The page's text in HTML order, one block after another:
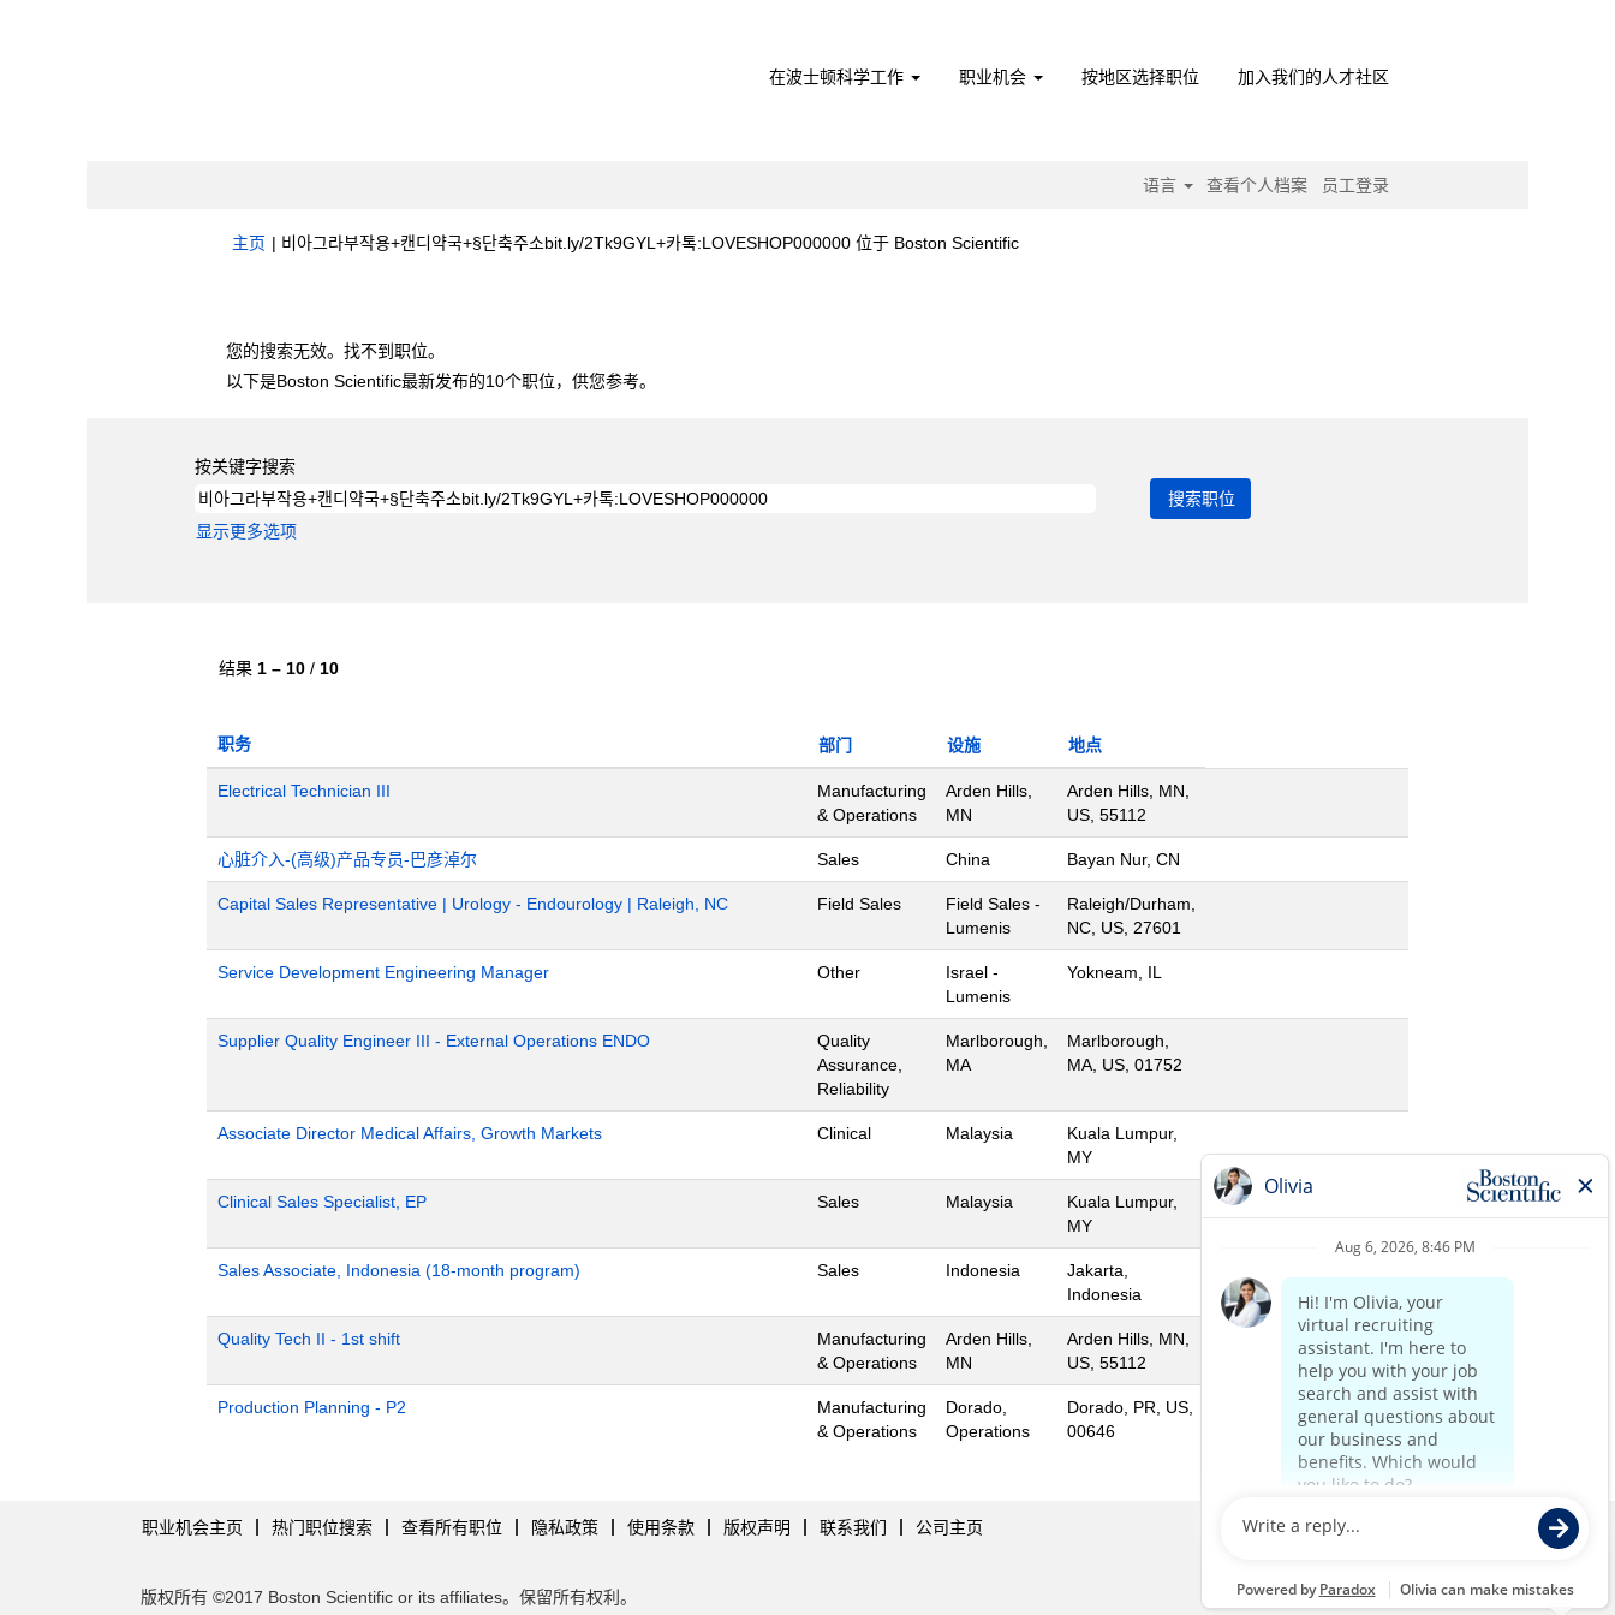
在波士顿科学工作 职业机会 按地区选择职位 加入我们的人才社区
语言 查看个人档案 员工登录
主页 | 비아그라부작용+캔디약국+§단축주소bit.ly/2Tk9GYL+카톡:LOVESHOP000000 位于 Boston Scientific（当
您的搜索无效。找不到职位。
以下是Boston Scientific最新发布的10个职位，供您参考。
按关键字搜索
显示更多选项
结果 1 – 10 / 10
职务 部门 设施 地点
Electrical Technician III
Manufacturing
& Operations
Arden Hills,
MN
Arden Hills, MN,
US, 55112
心脏介入-(高级)产品专员-巴彦淖尔 Sales China Bayan Nur, CN
Capital Sales Representative | Urology - Endourology | Raleigh, NC Field Sales
Field Sales -
Lumenis
Raleigh/Durham,
NC, US, 27601
Service Development Engineering Manager Other
Israel -
Lumenis
Yokneam, IL
Supplier Quality Engineer III - External Operations ENDO
Quality
Assurance,
Reliability
Marlborough,
MA
Marlborough,
MA, US, 01752
Associate Director Medical Affairs, Growth Markets Clinical Malaysia
Kuala Lumpur,
MY
Clinical Sales Specialist, EP Sales Malaysia
Kuala Lumpur,
MY
Sales Associate, Indonesia (18-month program) Sales Indonesia
Jakarta,
Indonesia
Quality Tech II - 1st shift
Manufacturing
& Operations
Arden Hills,
MN
Arden Hills, MN,
US, 55112
Production Planning - P2
Manufacturing
& Operations
Dorado,
Operations
Dorado, PR, US,
00646
职业机会主页 热门职位搜索 查看所有职位 隐私政策 使用条款 版权声明 联系我们 公司主页
版权所有 ©2017 Boston Scientific or its affiliates。保留所有权利。